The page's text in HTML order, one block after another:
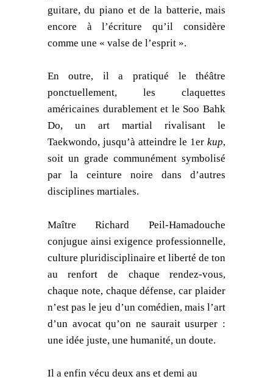
guitare, du piano et de la batterie, mais
encore à l’écriture qu’il considère
comme une « valse de l’esprit ».
En outre, il a pratiqué le théâtre
ponctuellement, les claquettes
américaines durablement et le Soo Bahk
Do, un art martial rivalisant le
Taekwondo, jusqu’à atteindre le 1erkup,
soit un grade communément symbolisé
par la ceinture noire dans d’autres
disciplines martiales.
Maître Richard Peil-Hamadouche
conjugue ainsi exigence professionnelle,
culture pluridisciplinaire et liberté de ton
au renfort de chaque rendez-vous,
chaque note, chaque défense, car plaider
n’est pas le jeu d’un comédien, mais l’art
d’un avocat qu’on ne saurait usurper :
une idée juste, une humanité, un doute.
Il a enfin vécu deux ans et demi au